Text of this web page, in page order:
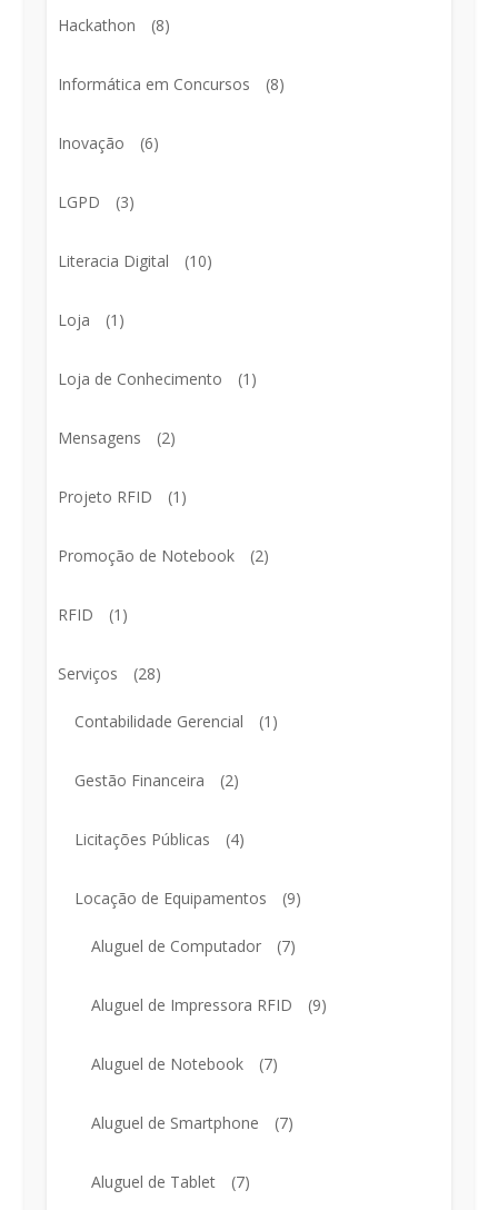
Hackathon (8)
Informática em Concursos (8)
Inovação (6)
LGPD (3)
Literacia Digital (10)
Loja (1)
Loja de Conhecimento (1)
Mensagens (2)
Projeto RFID (1)
Promoção de Notebook (2)
RFID (1)
Serviços (28)
Contabilidade Gerencial (1)
Gestão Financeira (2)
Licitações Públicas (4)
Locação de Equipamentos (9)
Aluguel de Computador (7)
Aluguel de Impressora RFID (9)
Aluguel de Notebook (7)
Aluguel de Smartphone (7)
Aluguel de Tablet (7)